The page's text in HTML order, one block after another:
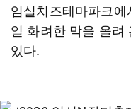
임실치즈테마파크에
일 화려한 막을 올려
있다.